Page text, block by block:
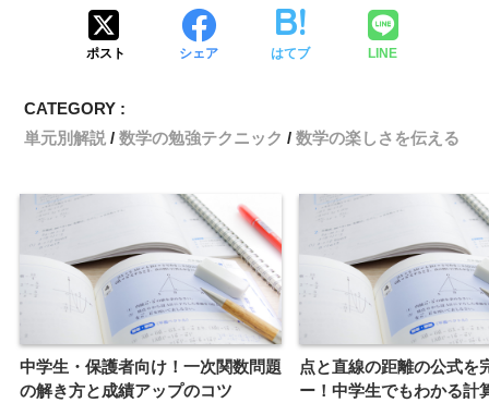
ポスト シェア はてブ LINE
CATEGORY :
単元別解説
数学の勉強テクニック 数学の楽しさを伝える
中学生・保護者向け！一次関数問題
の解き方と成績アップのコツ
点と直線の距離の公式を
ー！中学生でもわかる計